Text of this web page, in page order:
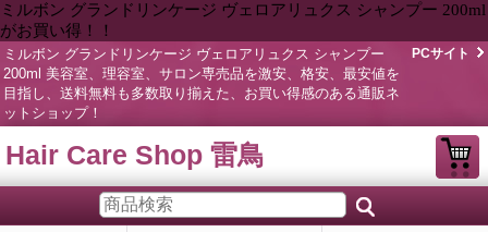
ミルボン グランドリンケージ ヴェロアリュクス シャンプー 200ml
がお買い得！！
ミルボン グランドリンケージ ヴェロアリュクス シャンプー
200ml 美容室、理容室、サロン専売品を激安、格安、最安値を
目指し、送料無料も多数取り揃えた、お買い得感のある通販ネ
ットショップ！
PCサイト
Hair Care Shop 雷鳥